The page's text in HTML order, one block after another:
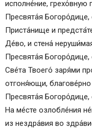
исполне́ние,
Пресвята́я Богоро́дице,
Приста́нище и
Де́во, и стена́
Пресвята́я Богоро́дице,
Све́та Твоего́ заря́ми
отгоня́ющи,
Пресвята́я Богоро́дице,
На ме́сте озлобле́ния
из нездра́вия во